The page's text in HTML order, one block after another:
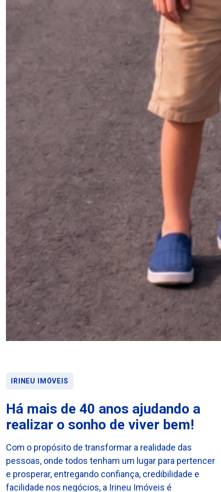
IRINEU IMÓVEIS
Há mais de 40 anos ajudando a
realizar o sonho de viver bem!
Com o propósito de transformar a realidade das
pessoas, onde todos tenham um lugar para pertencer
e prosperar, entregando confiança, credibilidade e
facilidade nos negócios, a Irineu Imóveis é